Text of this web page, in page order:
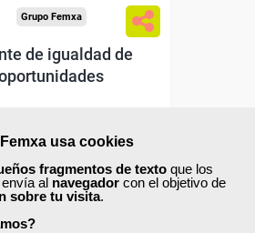
usa cookies
fragmentos de texto que los
al navegador con el objetivo de
sobre tu visita.
Grupo Femxa
de igualdad de
80 horas
(toda España)